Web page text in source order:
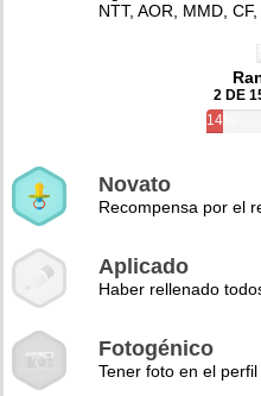
NTT, AOR, MMD, CF,
2 DE
14%
Novato
Recompensa por el
Aplicado
Haber rellenado
Fotogénico
Tener foto en el perfil